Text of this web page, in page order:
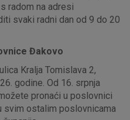
radom na adresi
svaki radni dan od 9 do 20
Đakovo
Kralja Tomislava 2,
godine. Od 16. srpnja
pronaći u poslovnici
svim ostalim poslovnicama